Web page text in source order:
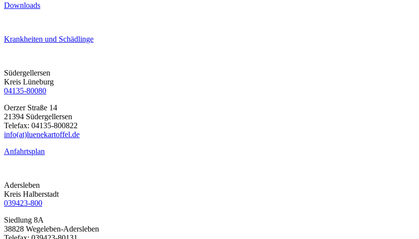
Downloads
Krankheiten und Schädlinge
Südergellersen
Kreis Lüneburg
04135-80080
Oerzer Straße 14
21394 Südergellersen
Telefax: 04135-800822
info(at)luenekartoffel.de
Anfahrtsplan
Adersleben
Kreis Halberstadt
039423-800
Siedlung 8A
38828 Wegeleben-Adersleben